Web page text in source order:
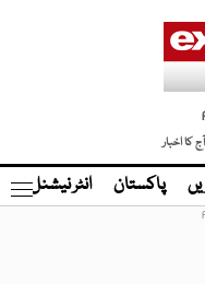
کا اخبار
پاکستان انٹر نیشنل